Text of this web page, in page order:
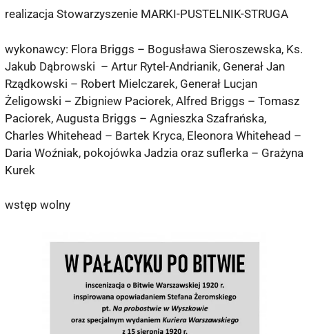
realizacja Stowarzyszenie MARKI-PUSTELNIK-STRUGA
wykonawcy: Flora Briggs – Bogusława Sieroszewska, Ks.
Jakub Dąbrowski – Artur Rytel-Andrianik, Generał Jan
Rządkowski – Robert Mielczarek, Generał Lucjan
Żeligowski – Zbigniew Paciorek, Alfred Briggs – Tomasz
Paciorek, Augusta Briggs – Agnieszka Szafrańska,
Charles Whitehead – Bartek Kryca, Eleonora Whitehead –
Daria Woźniak, pokojówka Jadzia oraz suflerka – Grażyna
Kurek
wstęp wolny